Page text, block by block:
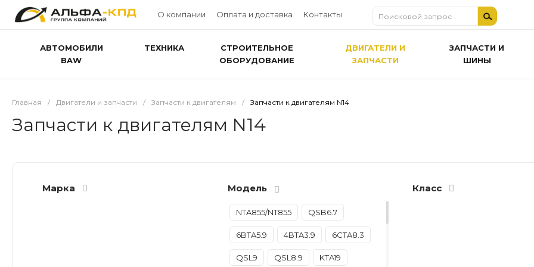
О компании Оплата и доставка Контакты
АВТОМОБИЛИ
BAW
ТЕХНИКА
СТРОИТЕЛЬНОЕ
ОБОРУДОВАНИЕ
ДВИГАТЕЛИ И
ЗАПЧАСТИ
ЗАПЧАСТИ И
ШИНЫ
Главная / Двигатели и запчасти / Запчасти к двигателям / Запчасти к двигателям N14
Запчасти к двигателям N14
Марка Модель
NTA855/NT855 QSB6.7
6BTA5.9 4BTA3.9 6CTA8.3
QSL9 QSL8.9 KTA19
Класс